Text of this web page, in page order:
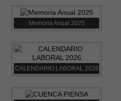
Memoria Anual 2025
CALENDARIO LABORAL 2026